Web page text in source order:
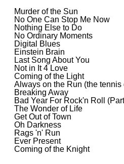
Murder of the Sun
No One Can Stop Me Now
Nothing Else to Do
No Ordinary Moments
Digital Blues
Einstein Brain
Last Song About You
Not in It 4 Love
Coming of the Light
Always on the Run (the
Breaking Away
Bad Year For Rock'n Roll
The Wonder of Life
Get Out of Town
Oh Darkness
Rags 'n' Run
Ever Present
Coming of the Knight